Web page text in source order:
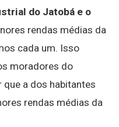
do Jatobá e o
rendas médias da
cada um. Isso
moradores do
que a dos habitantes
rendas médias da